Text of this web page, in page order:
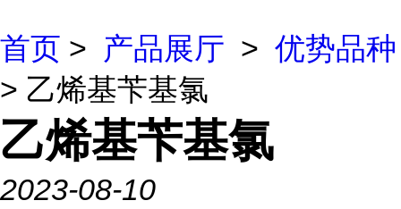
首页 > 产品展厅 > 优势品种
> 乙烯基苄基氯
乙烯基苄基氯
2023-08-10